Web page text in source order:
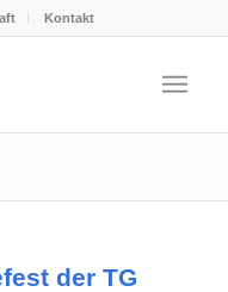
Kontakt
der TG